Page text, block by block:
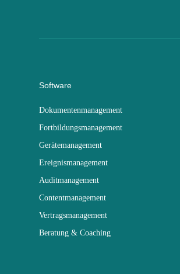
Software
Dokumentenmanagement
Fortbildungsmanagement
Gerätemanagement
Ereignismanagement
Auditmanagement
Contentmanagement
Vertragsmanagement
Beratung & Coaching